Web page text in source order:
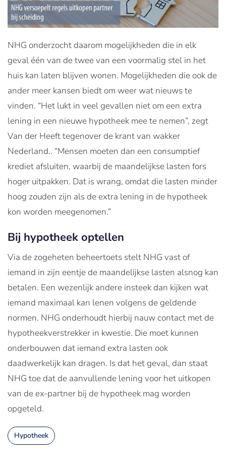
NHG onderzocht daarom mogelijkheden die in elk
geval één van de twee van een voormalig stel in het
huis kan laten blijven wonen. Mogelijkheden die ook de
ander meer kansen biedt om weer wat nieuws te
vinden. “Het lukt in veel gevallen niet om een extra
lening in een nieuwe hypotheek mee te nemen”, zegt
Van der Heeft tegenover de krant van wakker
Nederland.. “Mensen moeten dan een consumptief
krediet afsluiten, waarbij de maandelijkse lasten fors
hoger uitpakken. Dat is wrang, omdat die lasten minder
hoog zouden zijn als de extra lening in de hypotheek
kon worden meegenomen.”
Bij hypotheek optellen
Via de zogeheten beheertoets stelt NHG vast of
iemand in zijn eentje de maandelijkse lasten alsnog kan
betalen. Een wezenlijk andere insteek dan kijken wat
iemand maximaal kan lenen volgens de geldende
normen. NHG onderhoudt hierbij nauw contact met de
hypotheekverstrekker in kwestie. Die moet kunnen
onderbouwen dat iemand extra lasten ook
daadwerkelijk kan dragen. Is dat het geval, dan staat
NHG toe dat de aanvullende lening voor het uitkopen
van de ex-partner bij de hypotheek mag worden
opgeteld.
Hypotheek